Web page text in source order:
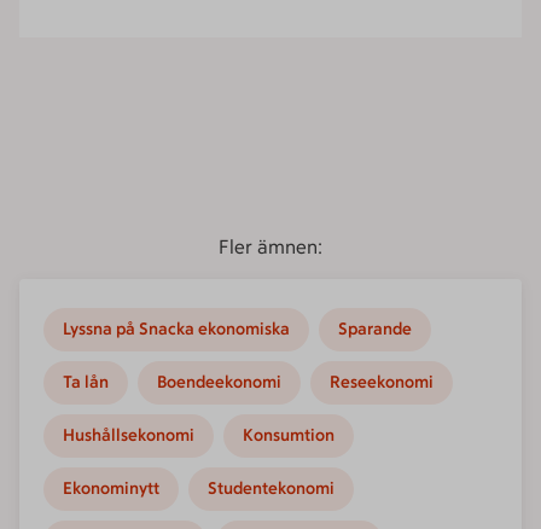
Fler ämnen:
Lyssna på Snacka ekonomiska Sparande
Ta lån Boendeekonomi Reseekonomi
Hushållsekonomi Konsumtion
Ekonominytt Studentekonomi